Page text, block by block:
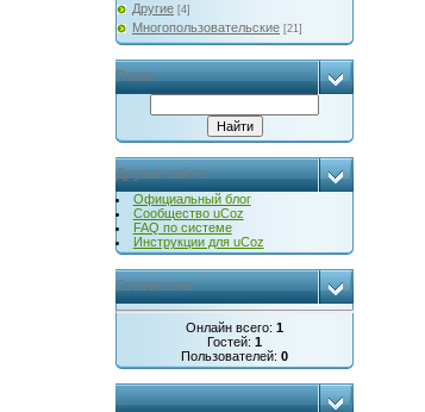
Другие [4]
Многопользовательские [21]
Поиск
Друзья сайта
Официальный блог
Сообщество uCoz
FAQ по системе
Инструкции для uCoz
Статистика
Онлайн всего: 1
Гостей: 1
Пользователей: 0
...